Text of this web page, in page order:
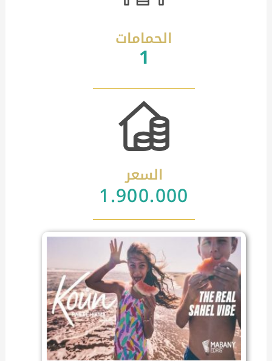
الحمامات
1
السعر
1.900.000